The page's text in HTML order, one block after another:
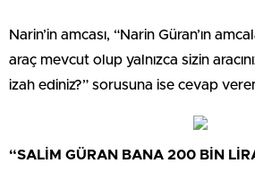
Narin’in amcası, “Narin Güran’ın
araç mevcut olup yalnızca sizin
izah ediniz?” sorusuna ise cevap
“SALİM GÜRAN BANA 200 BİN